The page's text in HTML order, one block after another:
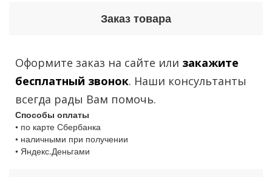
Заказ товара
Оформите заказ на сайте или закажите
бесплатный звонок. Наши консультанты
всегда рады Вам помочь.
Способы оплаты
• по карте Сбербанка
• наличными при получении
• Яндекс.Деньгами